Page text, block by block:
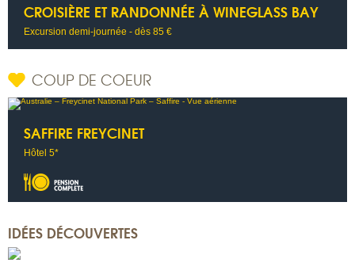
CROISIÈRE ET RANDONNÉE À WINEGLASS BAY
Excursion demi-journée - dès 85 €
COUP DE COEUR
SAFFIRE FREYCINET
Hôtel 5*
IDÉES DÉCOUVERTES